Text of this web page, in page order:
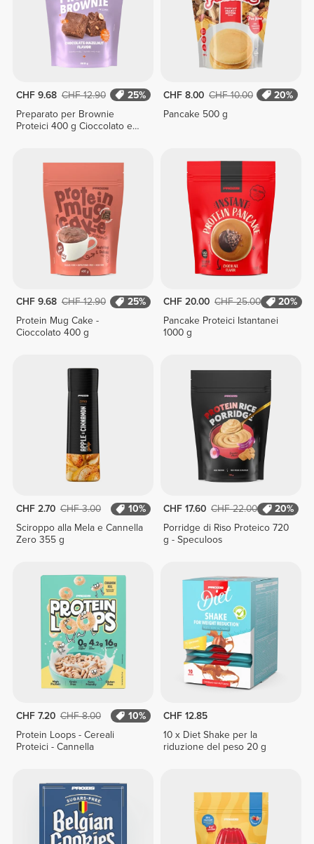
CHF 9.68 CHF 12.90
25%
Preparato per Brownie
Proteici 400 g Cioccolato e
CHF 8.00 CHF 10.00
20%
Pancake 500 g
CHF 9.68 CHF 12.90
25%
Protein Mug Cake -
Cioccolato 400 g
CHF 20.00 CHF 25.00
20%
Pancake Proteici Istantanei
1000 g
CHF 2.70 CHF 3.00
10%
Sciroppo alla Mela e Cannella
Zero 355 g
CHF 17.60 CHF 22.00
20%
Porridge di Riso Proteico 720
g - Speculoos
CHF 7.20 CHF 8.00
10%
Protein Loops - Cereali
Proteici - Cannella
CHF 12.85
10 x Diet Shake per la
riduzione del peso 20 g